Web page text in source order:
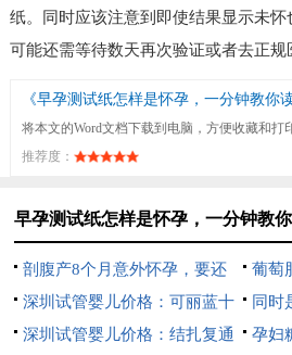
纸。同时应该注意到即使结果显示未
可能还需等待数天再次验证或者去正规
将本文的Word文档下载到电脑，方便收藏和打
推荐度：
早孕测试纸怎样是怀孕，一分钟教
剖腹产8个月意外怀孕，要还
是不要？
葡萄
次备
深圳试管婴儿价格：可丽蓝十
字验孕棒怎么看？附使用方法和
同时
否能
深圳试管婴儿价格：结扎复通
孕妇